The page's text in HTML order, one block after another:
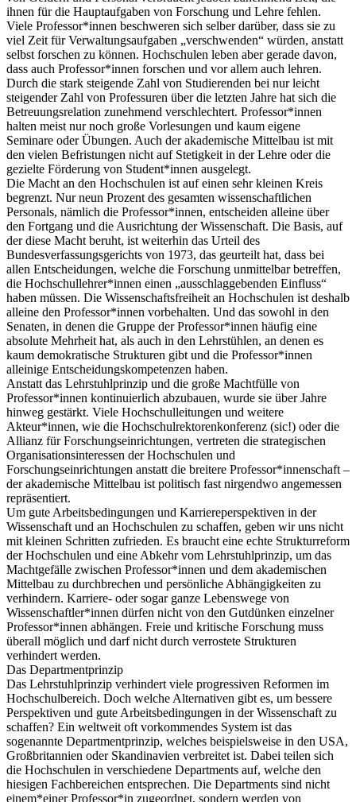
ihnen für die Hauptaufgaben von Forschung und Lehre fehlen.
Viele Professor*innen beschweren sich selber darüber, dass sie zu
viel Zeit für Verwaltungsaufgaben „verschwenden“ würden, anstatt
selbst forschen zu können. Hochschulen leben aber gerade davon,
dass auch Professor*innen forschen und vor allem auch lehren.
Durch die stark steigende Zahl von Studierenden bei nur leicht
steigender Zahl von Professuren über die letzten Jahre hat sich die
Betreuungsrelation zunehmend verschlechtert. Professor*innen
halten meist nur noch große Vorlesungen und kaum eigene
Seminare oder Übungen. Auch der akademische Mittelbau ist mit
den vielen Befristungen nicht auf Stetigkeit in der Lehre oder die
gezielte Förderung von Student*innen ausgelegt.
Die Macht an den Hochschulen ist auf einen sehr kleinen Kreis
begrenzt. Nur neun Prozent des gesamten wissenschaftlichen
Personals, nämlich die Professor*innen, entscheiden alleine über
den Fortgang und die Ausrichtung der Wissenschaft. Die Basis, auf
der diese Macht beruht, ist weiterhin das Urteil des
Bundesverfassungsgerichts von 1973, das geurteilt hat, dass bei
allen Entscheidungen, welche die Forschung unmittelbar betreffen,
die Hochschullehrer*innen einen „ausschlaggebenden Einfluss“
haben müssen. Die Wissenschaftsfreiheit an Hochschulen ist deshalb
alleine den Professor*innen vorbehalten. Und das sowohl in den
Senaten, in denen die Gruppe der Professor*innen häufig eine
absolute Mehrheit hat, als auch in den Lehrstühlen, an denen es
kaum demokratische Strukturen gibt und die Professor*innen
alleinige Entscheidungskompetenzen haben.
Anstatt das Lehrstuhlprinzip und die große Machtfülle von
Professor*innen kontinuierlich abzubauen, wurde sie über Jahre
hinweg gestärkt. Viele Hochschulleitungen und weitere
Akteur*innen, wie die Hochschulrektorenkonferenz (sic!) oder die
Allianz für Forschungseinrichtungen, vertreten die strategischen
Organisationsinteressen der Hochschulen und
Forschungseinrichtungen anstatt die breitere Professor*innenschaft –
der akademische Mittelbau ist politisch fast nirgendwo angemessen
repräsentiert.
Um gute Arbeitsbedingungen und Karriereperspektiven in der
Wissenschaft und an Hochschulen zu schaffen, geben wir uns nicht
mit kleinen Schritten zufrieden. Es braucht eine echte Strukturreform
der Hochschulen und eine Abkehr vom Lehrstuhlprinzip, um das
Machtgefälle zwischen Professor*innen und dem akademischen
Mittelbau zu durchbrechen und persönliche Abhängigkeiten zu
verhindern. Karriere- oder sogar ganze Lebenswege von
Wissenschaftler*innen dürfen nicht von den Gutdünken einzelner
Professor*innen abhängen. Freie und kritische Forschung muss
überall möglich und darf nicht durch verrostete Strukturen
verhindert werden.
Das Departmentprinzip
Das Lehrstuhlprinzip verhindert viele progressiven Reformen im
Hochschulbereich. Doch welche Alternativen gibt es, um bessere
Perspektiven und gute Arbeitsbedingungen in der Wissenschaft zu
schaffen? Ein weltweit oft vorkommendes System ist das
sogenannte Departmentprinzip, welches beispielsweise in den USA,
Großbritannien oder Skandinavien verbreitet ist. Dabei teilen sich
die Hochschulen in verschiedene Departments auf, welche den
hiesigen Fachbereichen entsprechen. Die Departments sind nicht
einem*einer Professor*in zugeordnet, sondern werden von